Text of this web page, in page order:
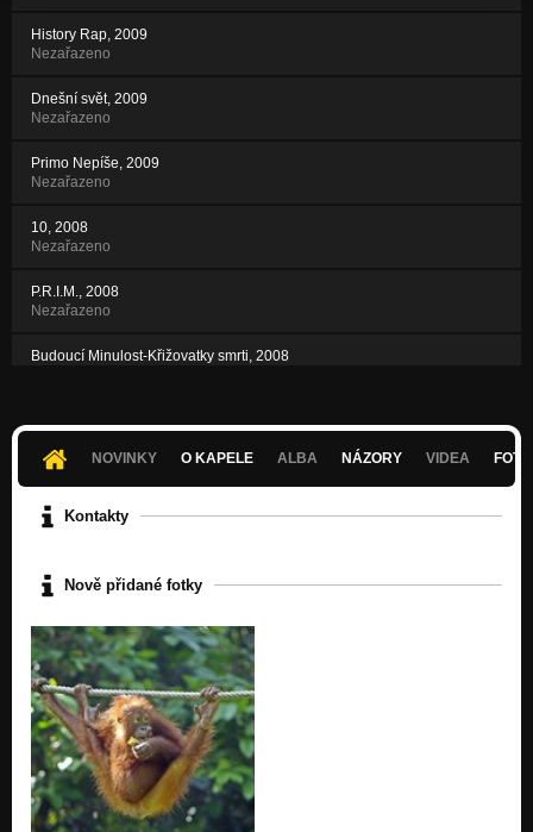
History Rap, 2009
Nezařazeno
Dnešní svět, 2009
Nezařazeno
Primo Nepíše, 2009
Nezařazeno
10, 2008
Nezařazeno
P.R.I.M., 2008
Nezařazeno
Budoucí Minulost-Křižovatky smrti, 2008
NOVINKY
O KAPELE ALBA NÁZORY VIDEA
Kontakty
Nově přidané fotky